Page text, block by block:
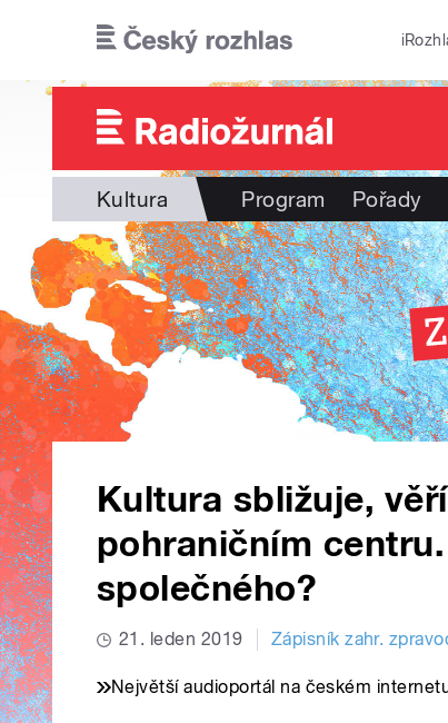
Kultura Program Pořady
Kultura sbližuje,
pohraničním
společného?
21. leden 2019 Zápisník zahr.
Největší audioportál na českém